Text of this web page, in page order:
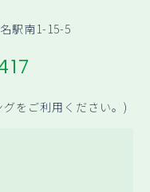
駅南1-15-5
をご利用ください。)